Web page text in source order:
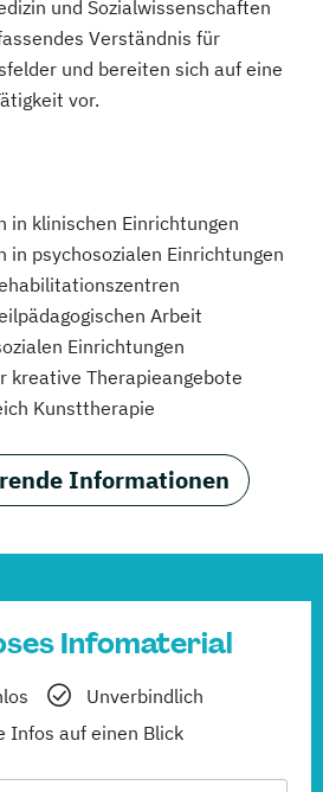
und Sozialwissenschaften
Verständnis für
und bereiten sich auf eine
vor.
in klinischen Einrichtungen
in psychosozialen Einrichtungen
Arbeit
Einrichtungen
kreative Therapieangebote
Kunsttherapie
Informationen
Infomaterial
Unverbindlich
Infos auf einen Blick